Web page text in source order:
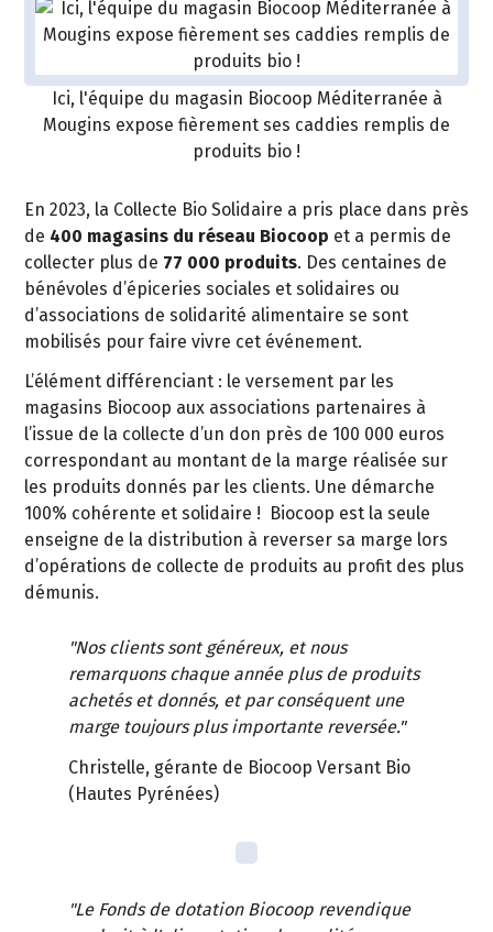
Ici, l'équipe du magasin Biocoop Méditerranée à
Mougins expose fièrement ses caddies remplis de
produits bio !
En 2023, la Collecte Bio Solidaire a pris place dans près
de 400 magasins du réseau Biocoop et a permis de
collecter plus de 77 000 produits. Des centaines de
bénévoles d’épiceries sociales et solidaires ou
d’associations de solidarité alimentaire se sont
mobilisés pour faire vivre cet événement.
L’élément différenciant : le versement par les
magasins Biocoop aux associations partenaires à
l’issue de la collecte d’un don près de 100 000 euros
correspondant au montant de la marge réalisée sur
les produits donnés par les clients. Une démarche
100% cohérente et solidaire ! Biocoop est la seule
enseigne de la distribution à reverser sa marge lors
d’opérations de collecte de produits au profit des plus
démunis.
"Nos clients sont généreux, et nous
remarquons chaque année plus de produits
achetés et donnés, et par conséquent une
marge toujours plus importante reversée."
Christelle, gérante de Biocoop Versant Bio
(Hautes Pyrénées)
"Le Fonds de dotation Biocoop revendique